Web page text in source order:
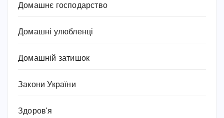
Домашнє господарство
Домашні улюбленці
Домашній затишок
Закони України
Здоров'я